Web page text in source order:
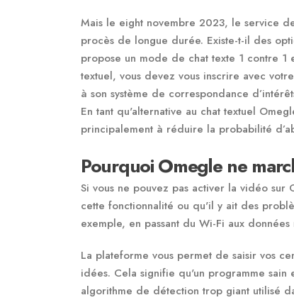
Mais le eight novembre 2023, le service
procès de longue durée. Existe-t-il des
propose un mode de chat texte 1 contre
textuel, vous devez vous inscrire avec
à son système de correspondance
En tant qu'alternative au chat textuel
principalement à réduire la probabilité
Pourquoi Omegle ne
Si vous ne pouvez pas activer la vidéo
cette fonctionnalité ou qu'il y ait des
exemple, en passant du Wi-Fi aux
La plateforme vous permet de saisir vos
idées. Cela signifie qu'un programme
algorithme de détection trop giant utilisé